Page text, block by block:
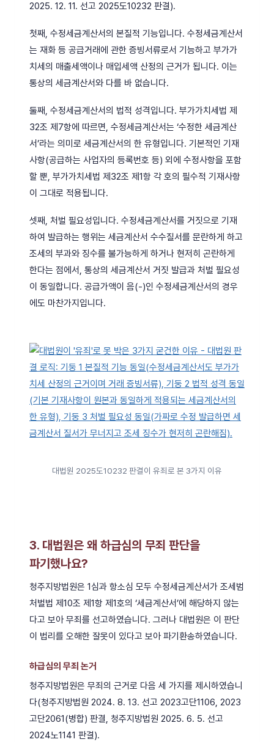
2025. 12. 11. 선고 2025도10232 판결).
첫째, 수정세금계산서의 본질적 기능입니다. 수정세금계산서
는 재화 등 공급거래에 관한 증빙서류로서 기능하고 부가가
치세의 매출세액이나 매입세액 산정의 근거가 됩니다. 이는
통상의 세금계산서와 다를 바 없습니다.
둘째, 수정세금계산서의 법적 성격입니다. 부가가치세법 제
32조 제7항에 따르면, 수정세금계산서는 ‘수정한 세금계산
서’라는 의미로 세금계산서의 한 유형입니다. 기본적인 기재
사항(공급하는 사업자의 등록번호 등) 외에 수정사항을 포함
할 뿐, 부가가치세법 제32조 제1항 각 호의 필수적 기재사항
이 그대로 적용됩니다.
셋째, 처벌 필요성입니다. 수정세금계산서를 거짓으로 기재
하여 발급하는 행위는 세금계산서 수수질서를 문란하게 하고
조세의 부과와 징수를 불가능하게 하거나 현저히 곤란하게
한다는 점에서, 통상의 세금계산서 거짓 발급과 처벌 필요성
이 동일합니다. 공급가액이 음(-)인 수정세금계산서의 경우
에도 마찬가지입니다.
대법원 2025도10232 판결이 유죄로 본 3가지 이유
3. 대법원은 왜 하급심의 무죄 판단을
파기했나요?
청주지방법원은 1심과 항소심 모두 수정세금계산서가 조세범
처벌법 제10조 제1항 제1호의 ‘세금계산서’에 해당하지 않는
다고 보아 무죄를 선고하였습니다. 그러나 대법원은 이 판단
이 법리를 오해한 잘못이 있다고 보아 파기환송하였습니다.
하급심의 무죄 논거
청주지방법원은 무죄의 근거로 다음 세 가지를 제시하였습니
다(청주지방법원 2024. 8. 13. 선고 2023고단1106, 2023
고단2061(병합) 판결, 청주지방법원 2025. 6. 5. 선고
2024노1141 판결).